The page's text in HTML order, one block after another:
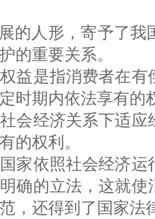
的人形，寄予了我
的重要关系。
益是指消费者在有
时期内依法享有的
会经济关系下适应
的权利。
家依照社会经济运
确的立法，这就使
，还得到了国家法